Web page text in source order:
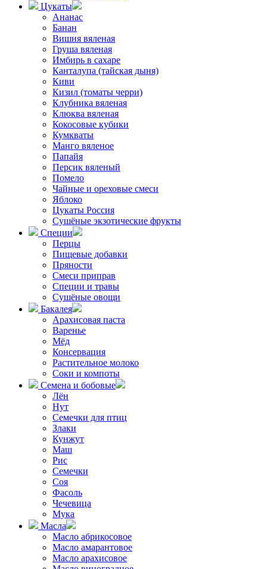
Цукаты
Ананас
Банан
Вишня вяленая
Груша вяленая
Имбирь в сахаре
Канталупа (тайская дыня)
Киви
Кизил (томаты черри)
Клубника вяленая
Клюква вяленая
Кокосовые кубики
Кумкваты
Манго вяленое
Папайя
Персик вяленый
Помело
Чайные и ореховые смеси
Яблоко
Цукаты Россия
Сушёные экзотические фрукты
Специи
Перцы
Пищевые добавки
Пряности
Смеси приправ
Специи и травы
Сушёные овощи
Бакалея
Арахисовая паста
Варенье
Мёд
Консервация
Растительное молоко
Соки и компоты
Семена и бобовые
Лён
Нут
Семечки для птиц
Злаки
Кунжут
Маш
Рис
Семечки
Соя
Фасоль
Чечевица
Мука
Масла
Масло абрикосовое
Масло амарантовое
Масло арахисовое